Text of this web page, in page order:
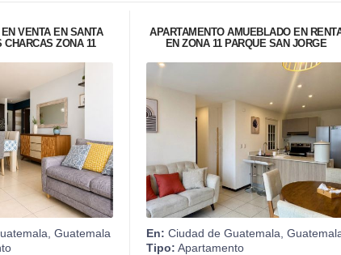
VENTA EN SANTA
CHARCAS ZONA 11
Guatemala
APARTAMENTO AMUEBLADO EN
EN ZONA 11 PARQUE SAN JORGE
En: Ciudad de Guatemala,
Tipo: Apartamento